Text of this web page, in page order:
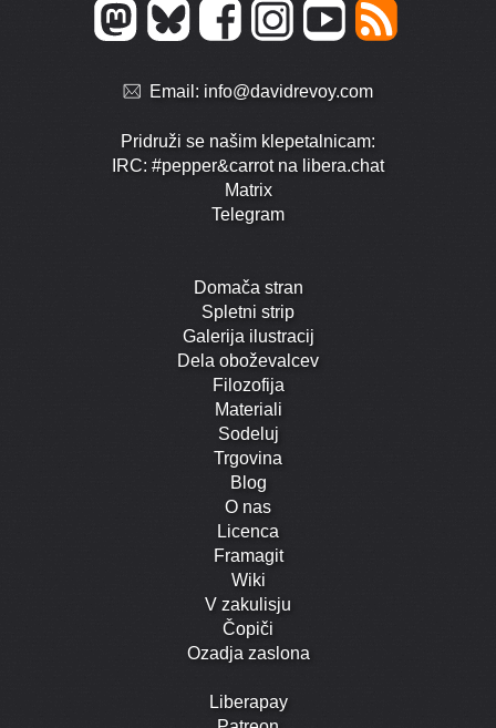
Email: info@davidrevoy.com
Pridruži se našim klepetalnicam:
IRC: #pepper&carrot na libera.chat
Matrix
Telegram
Domača stran
Spletni strip
Galerija ilustracij
Dela oboževalcev
Filozofija
Materiali
Sodeluj
Trgovina
Blog
O nas
Licenca
Framagit
Wiki
V zakulisju
Čopiči
Ozadja zaslona
Liberapay